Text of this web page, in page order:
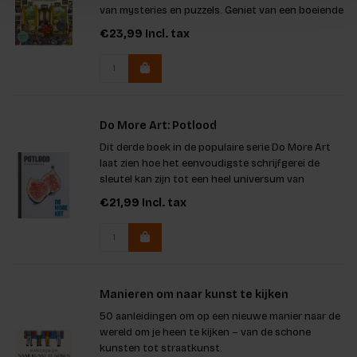
van mysteries en puzzels. Geniet van een boeiende
ervaring vol moord en intrige, terwijl je iconische
personages zoals Poirot en Miss Marple ontmoet.
Inclusief
€23,99 Incl. tax
Do More Art: Potlood
Dit derde boek in de populaire serie Do More Art
laat zien hoe het eenvoudigste schrijfgerei de
sleutel kan zijn tot een heel universum van
artistieke expressie.
€21,99 Incl. tax
Manieren om naar kunst te kijken
50 aanleidingen om op een nieuwe manier naar de
wereld om je heen te kijken – van de schone
kunsten tot straatkunst.